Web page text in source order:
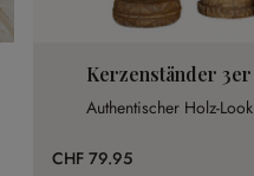
Kerzenständer
Authentischer Holz-
CHF 79.95